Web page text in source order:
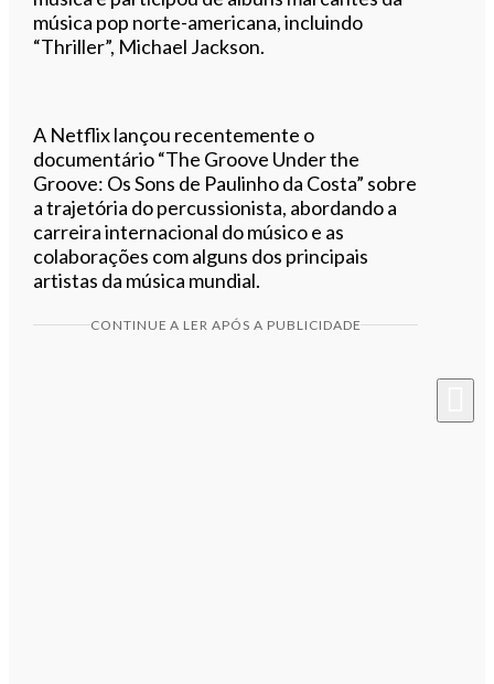
música pop norte-americana, incluindo
“Thriller”, Michael Jackson.
A Netflix lançou recentemente o
documentário “The Groove Under the
Groove: Os Sons de Paulinho da Costa” sobre
a trajetória do percussionista, abordando a
carreira internacional do músico e as
colaborações com alguns dos principais
artistas da música mundial.
CONTINUE A LER APÓS A PUBLICIDADE